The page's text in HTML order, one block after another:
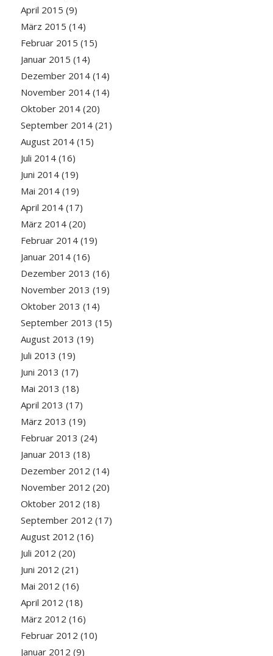
April 2015 (9)
März 2015 (14)
Februar 2015 (15)
Januar 2015 (14)
Dezember 2014(14)
November 2014(14)
Oktober 2014(20)
September 2014(21)
August 2014(15)
Juli 2014(16)
Juni 2014(19)
Mai 2014(19)
April 2014(17)
März 2014(20)
Februar 2014(19)
Januar 2014(16)
Dezember 2013 (16)
November 2013 (19)
Oktober 2013 (14)
September 2013 (15)
August 2013 (19)
Juli 2013 (19)
Juni 2013 (17)
Mai 2013 (18)
April 2013 (17)
März 2013 (19)
Februar 2013 (24)
Januar 2013 (18)
Dezember 2012 (14)
November 2012 (20)
Oktober 2012 (18)
September 2012 (17)
August 2012 (16)
Juli 2012 (20)
Juni 2012 (21)
Mai 2012 (16)
April 2012 (18)
März 2012 (16)
Februar 2012 (10)
Januar 2012 (9)